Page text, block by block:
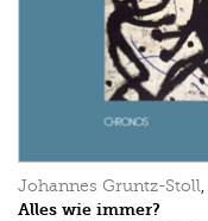
Johannes Gruntz-Stoll
Alles wie immer?